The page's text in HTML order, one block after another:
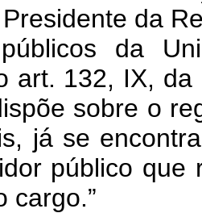
da
da
art. 132, IX, da
sobre o
já se
público que
cargo.”